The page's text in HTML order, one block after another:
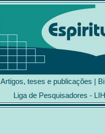
Artigos, teses e publicações |
Liga de Pesquisadores -